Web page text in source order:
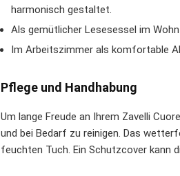
harmonisch gestaltet.
Als gemütlicher Lesesessel im
Im Arbeitszimmer als komfortable
Pflege und Handhabung
Um lange Freude an Ihrem Zavelli
und bei Bedarf zu reinigen. Das
feuchten Tuch. Ein Schutzcover kann